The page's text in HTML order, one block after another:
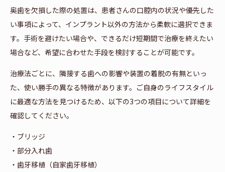
奥歯を欠損した際の処置は、患者さんの口腔内の状況や優先した
い事項によって、インプラント以外の方法から柔軟に選択できま
す。手術を避けたい場合や、できるだけ短期間で治療を終えたい
場合など、希望に合わせた手段を検討することが可能です。
治療法ごとに、隣接する歯への影響や装置の着脱の有無といっ
た、使い勝手の異なる特徴があります。ご自身のライフスタイル
に最適な方法を見つけるため、以下の3つの項目について詳細を
確認してください。
・ブリッジ
・部分入れ歯
・歯牙移植（自家歯牙移植）